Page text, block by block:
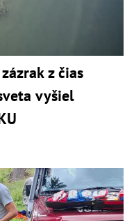
z čias
vyšiel